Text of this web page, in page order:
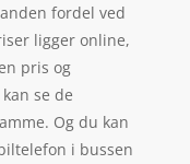
fordel ved
ligger online,
pris og
se de
Og du kan
i bussen